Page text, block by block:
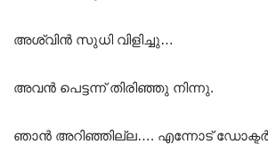
അശ്വിൻ സുധി വിളിച്ചു…
അവൻ പെട്ടന്ന് തിരിഞ്ഞു നിന്നു.
ഞാൻ അറിഞ്ഞില്ല…. എന്നോട്